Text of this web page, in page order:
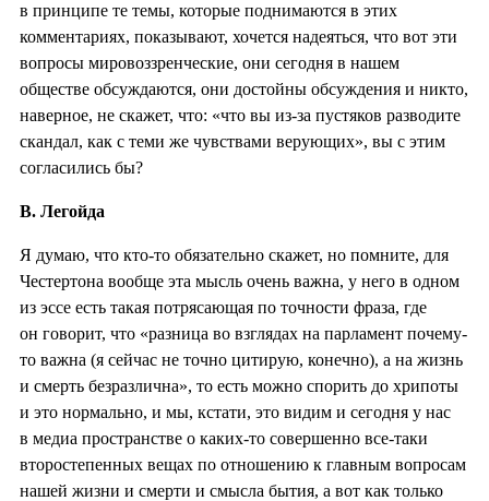
в принципе те темы, которые поднимаются в этих
комментариях, показывают, хочется надеяться, что вот эти
вопросы мировоззренческие, они сегодня в нашем
обществе обсуждаются, они достойны обсуждения и никто,
наверное, не скажет, что: «что вы из-за пустяков разводите
скандал, как с теми же чувствами верующих», вы с этим
согласились бы?
В. Легойда
Я думаю, что кто-то обязательно скажет, но помните, для
Честертона вообще эта мысль очень важна, у него в одном
из эссе есть такая потрясающая по точности фраза, где
он говорит, что «разница во взглядах на парламент почему-
то важна (я сейчас не точно цитирую, конечно), а на жизнь
и смерть безразлична», то есть можно спорить до хрипоты
и это нормально, и мы, кстати, это видим и сегодня у нас
в медиа пространстве о каких-то совершенно все-таки
второстепенных вещах по отношению к главным вопросам
нашей жизни и смерти и смысла бытия, а вот как только